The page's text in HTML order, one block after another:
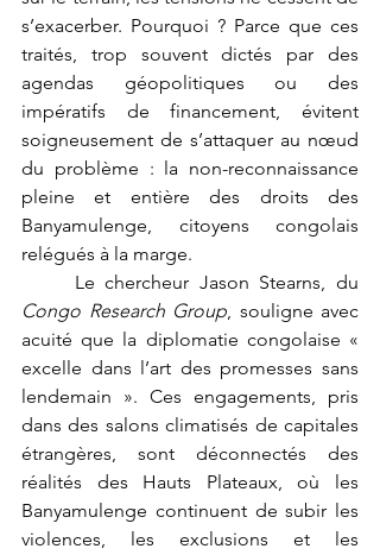
s’exacerber. Pourquoi ? Parce que ces
traités, trop souvent dictés par des
agendas géopolitiques ou des
impératifs de financement, évitent
soigneusement de s’attaquer au nœud
du problème : la non-reconnaissance
pleine et entière des droits des
Banyamulenge, citoyens congolais
relégués à la marge.
Congo Research Group, souligne avec
acuité que la diplomatie congolaise «
excelle dans l’art des promesses sans
lendemain ». Ces engagements, pris
dans des salons climatisés de capitales
étrangères, sont déconnectés des
réalités des Hauts Plateaux, où les
Banyamulenge continuent de subir les
violences, les exclusions et les